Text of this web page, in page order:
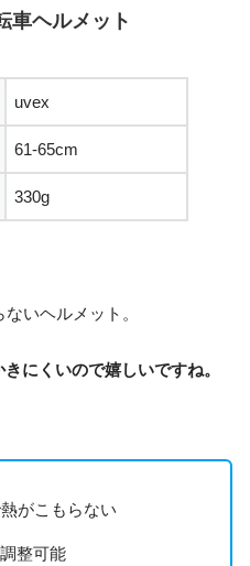
車ヘルメット
uvex
61-65cm
330g
いヘルメット。
にくいので嬉しいですね。
がこもらない
整可能